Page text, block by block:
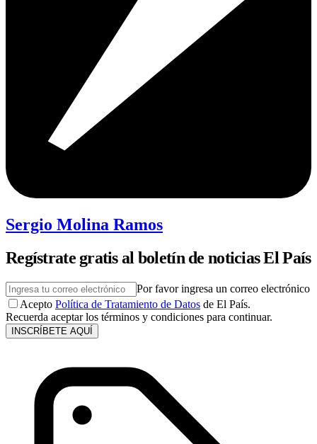
Sergio Molina Ramos
Regístrate gratis al boletín de noticias El País
Por favor ingresa un correo electrónico
Acepto Política de Tratamiento de Datos de El País.
Recuerda aceptar los términos y condiciones para continuar.
INSCRÍBETE AQUÍ